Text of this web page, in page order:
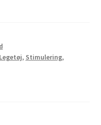
Legetøj, Stimulering,